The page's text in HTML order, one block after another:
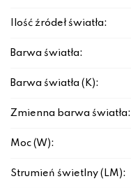
Ilość źródeł światła:
Barwa światła:
Barwa światła (K):
Zmienna barwa światła:
Moc (W):
Strumień świetlny (LM):